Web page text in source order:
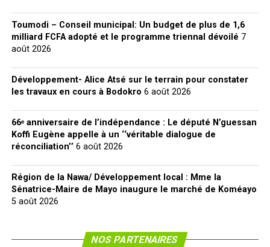
Toumodi – Conseil municipal: Un budget de plus de 1,6
milliard FCFA adopté et le programme triennal dévoilé 7
août 2026
Développement- Alice Atsé sur le terrain pour constater
les travaux en cours à Bodokro 6 août 2026
66ᵉ anniversaire de l’indépendance : Le député N’guessan
Koffi Eugène appelle à un ‘‘véritable dialogue de
réconciliation’’ 6 août 2026
Région de la Nawa/ Développement local : Mme la
Sénatrice-Maire de Mayo inaugure le marché de Koméayo
5 août 2026
NOS PARTENAIRES